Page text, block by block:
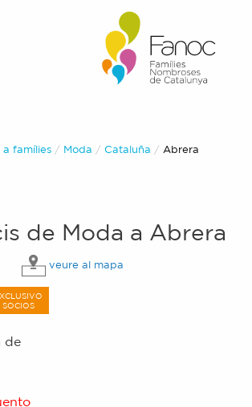
famílies Moda Cataluña Actual:
Abrera
de Moda a Abrera
veure al mapa
SOCIOS
de